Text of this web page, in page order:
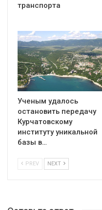
транспорта
Ученым удалось
остановить передачу
Курчатовскому
институту уникальной
базы в…
PREV NEXT